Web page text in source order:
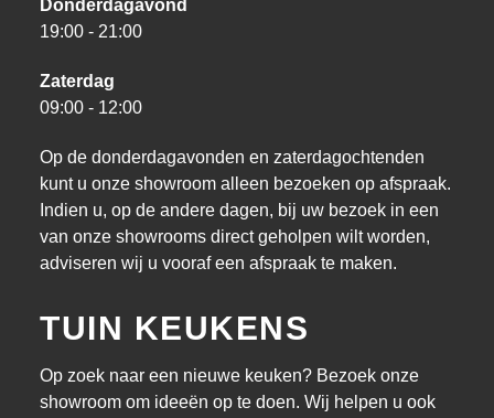
Donderdagavond
19:00 - 21:00
Zaterdag
09:00 - 12:00
Op de donderdagavonden en zaterdagochtenden
kunt u onze showroom alleen bezoeken op afspraak.
Indien u, op de andere dagen, bij uw bezoek in een
van onze showrooms direct geholpen wilt worden,
adviseren wij u vooraf een afspraak te maken.
TUIN KEUKENS
Op zoek naar een nieuwe keuken? Bezoek onze
showroom om ideeën op te doen. Wij helpen u ook